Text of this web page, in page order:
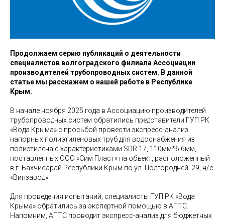
Продолжаем серию публикаций о деятельности
специалистов волгоградского филиала Ассоциации
производителей трубопроводных систем. В данной
статье мы расскажем о нашей работе в Республике
Крым.
В начале ноября 2025 года в Ассоциацию производителей
трубопроводных систем обратились представители ГУП РК
«Вода Крыма» с просьбой провести экспресс-анализ
напорных полиэтиленовых труб для водоснабжения из
полиэтилена с характеристиками SDR 17, 110мм*6.6мм,
поставленных ООО «Сим Пласт» на объект, расположенный
в г. Бахчисарай Республики Крым по ул. Подгородней. 29, н/с
«Винзавод».
Для проведения испытаний, специалисты ГУП РК «Вода
Крыма» обратились за экспертной помощью в АПТС.
Напомним, АПТС проводит экспресс-анализ для бюджетных